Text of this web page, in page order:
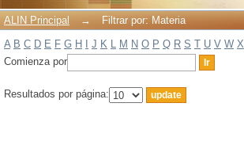
ALIN Principal →
Filtrar por: Materia
A B C D E F G H J K L M N O P Q R S T U V W X
Comienza por
Resultados por página: